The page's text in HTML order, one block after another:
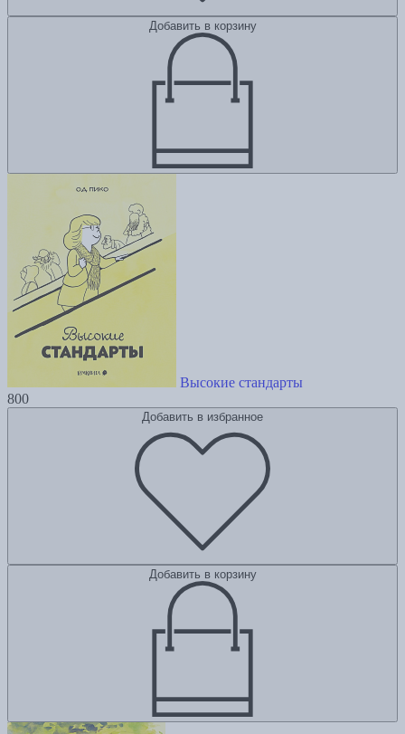
Добавить в корзину
Высокие стандарты
800
Добавить в избранное
Добавить в корзину